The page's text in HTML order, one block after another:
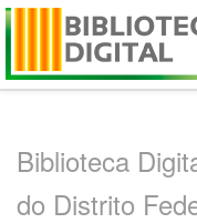
Skip
Biblioteca
do Distrito